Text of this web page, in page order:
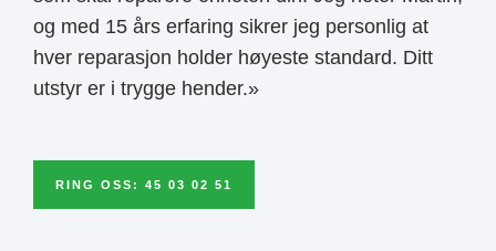
og med 15 års erfaring sikrer jeg personlig at
hver reparasjon holder høyeste standard. Ditt
utstyr er i trygge hender.»
RING OSS: 45 03 02 51